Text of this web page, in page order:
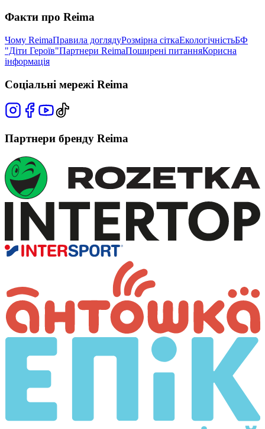
Факти про Reima
Чому ReimaПравила доглядуРозмірна сіткаЕкологічністьБФ
"Діти Героїв"Партнери ReimaПоширені питанняКорисна
інформація
Соціальні мережі Reima
Партнери бренду Reima